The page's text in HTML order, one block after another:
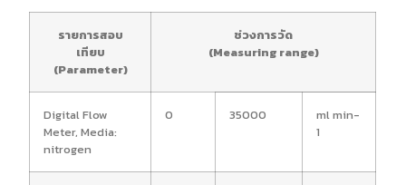
รายการสอบ
เทียบ
(Parameter)
ช่วงการวัด
(Measuring range)
Digital Flow
Meter, Media:
nitrogen
0 35000
ml min-
1